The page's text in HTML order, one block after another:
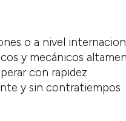
o a nivel
y mecánicos
con rapidez
y sin contratiempos